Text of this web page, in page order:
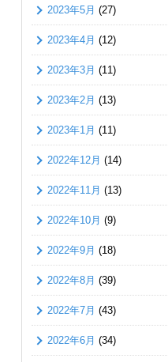
2023年5月 (27)
2023年4月 (12)
2023年3月 (11)
2023年2月 (13)
2023年1月 (11)
2022年12月 (14)
2022年11月 (13)
2022年10月 (9)
2022年9月 (18)
2022年8月 (39)
2022年7月 (43)
2022年6月 (34)